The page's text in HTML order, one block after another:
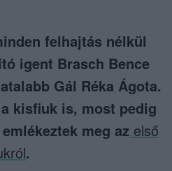
felhajtás nélkül
igent Brasch Bence
Gál Réka Ágota.
kisfiuk is, most pedig
meg az első
.